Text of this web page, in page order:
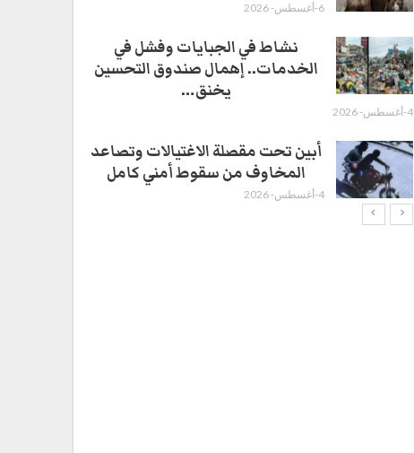
6-أغسطس- 2026
نشاط في الجبايات وفشل في
الخدمات.. إهمال صندوق التحسين
يخنق…
4-أغسطس- 2026
أبين تحت مقصلة الاغتيالات وتصاعد
المخاوف من سقوط أمني كامل
4-أغسطس- 2026